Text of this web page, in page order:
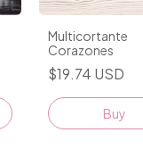
Multicortante
Corazones
$19.74 USD